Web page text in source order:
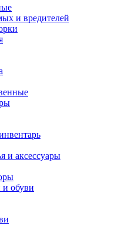
и вредителей
и аксессуары
обуви